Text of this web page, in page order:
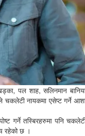
पल शाह, सलिनमान
चकलेटी नायकमा एसेप्ट गर्ने
गर्ने तस्बिरहरुमा पनि
रहेको छ ।